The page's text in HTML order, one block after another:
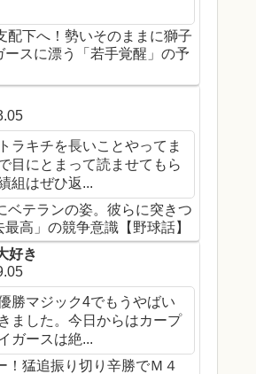
配下へ！勢いそのままに獅子
ースに漂う「若手覚醒」の予
ラキチを長いことやってま
目にとまって読ませてもら
組はぜひ返...
ベテランの姿。彼らに突きつ
高」の競争意識【野球話】
好き
勝マジック4でもうやばい
ました。今日からはカープ
ガースは絶...
！猛追振り切り辛勝でＭ４